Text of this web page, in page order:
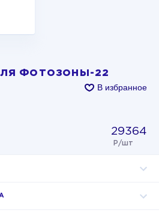
ФОТОЗОНЫ-22
В избранное
29364
Р/шт